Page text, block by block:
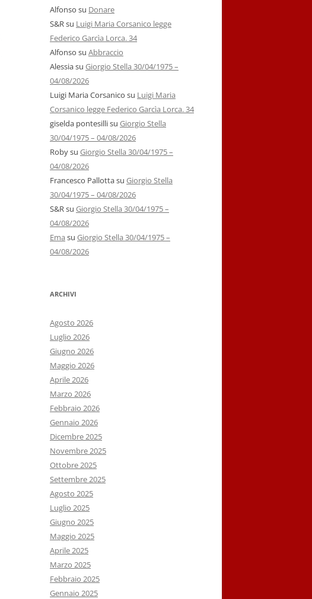
Alfonso su Donare
S&Rsu Luigi Maria Corsanico legge
Federico Garcìa Lorca. 34
Alfonso su Abbraccio
Alessiasu Giorgio Stella 30/04/1975 –
04/08/2026
Luigi Maria Corsanico su Luigi Maria
Corsanico legge Federico Garcìa Lorca. 34
giselda pontesillisu Giorgio Stella
30/04/1975 – 04/08/2026
Robysu Giorgio Stella 30/04/1975 –
04/08/2026
Francesco Pallottasu Giorgio Stella
30/04/1975 – 04/08/2026
S&Rsu Giorgio Stella 30/04/1975 –
04/08/2026
Ema su Giorgio Stella 30/04/1975 –
04/08/2026
ARCHIVI
Agosto 2026
Luglio 2026
Giugno 2026
Maggio 2026
Aprile 2026
Marzo 2026
Febbraio 2026
Gennaio 2026
Dicembre 2025
Novembre 2025
Ottobre 2025
Settembre 2025
Agosto 2025
Luglio 2025
Giugno 2025
Maggio 2025
Aprile 2025
Marzo 2025
Febbraio 2025
Gennaio 2025